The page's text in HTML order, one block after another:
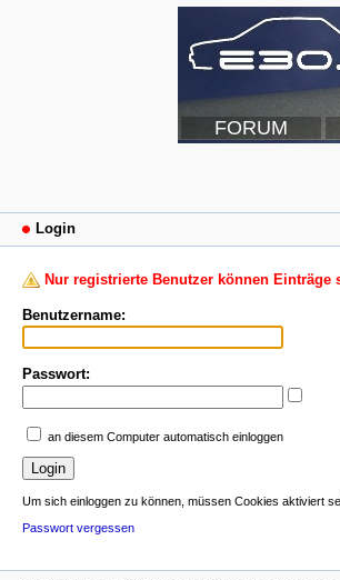
FORUM
Login
Nur registrierte Benutzer können Einträge
Benutzername:
Passwort:
an diesem Computer automatisch einloggen
Um sich einloggen zu können, müssen Cookies aktiviert
Passwort vergessen